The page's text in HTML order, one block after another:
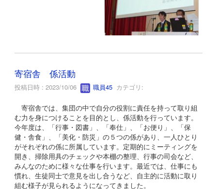
寄宿舎 係活動
投稿日時 : 2023/10/06 職員45 カテゴリ:
寄宿舎では、集団の中で自分の役割に責任を持って取り組
む力を身につけることを目的とし、係活動を行っています。
今年度は、「行事・図書」、「奉仕」、「お便り」、「保
健・舎食」、「美化・防災」の５つの係があり、一人ひとり
がそれぞれの係に所属しています。定期的にミーティングを
開き、掃除用具のチェックや本棚の整理、行事の司会など、
みんなのために様々な仕事を行います。最近では、仕事にも
慣れ、生徒同士で意見を出し合うなど、自主的に活動に取り
組む様子が見られるようになってきました。